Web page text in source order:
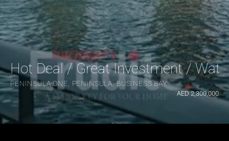
Hot Deal / Great Investment /
PENINSULA ONE, PENINSULA, BUSINESS BAY
AED 2,300,000